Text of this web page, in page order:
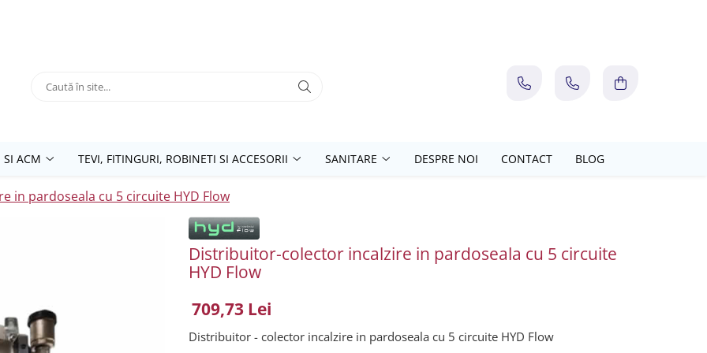
SI ACM TEVI, FITINGURI, ROBINETI SI ACCESORII SANITARE DESPRE NOI CONTACT BLOG
in pardoseala cu 5 circuite HYD Flow
Distribuitor-colector incalzire in pardoseala cu 5 circuite
HYD Flow
709,73 Lei
Distribuitor - colector incalzire in pardoseala cu 5 circuite HYD Flow